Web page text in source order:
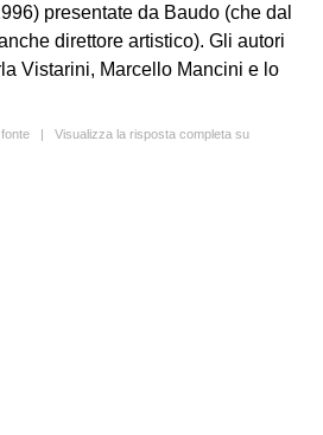
presentate da Baudo (che dal
direttore artistico). Gli autori
Vistarini, Marcello Mancini e lo
| Visualizza la risposta completa su